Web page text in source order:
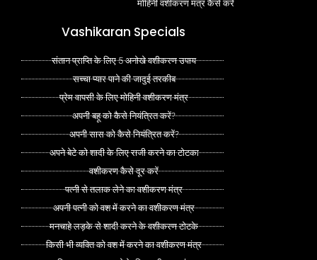
मोहिनी वशीकरण मंत्र कैसे करें
Vashikaran Specials
संतान प्राप्ति के लिए 5 अनोखे वशीकरण उपाय
सच्चा प्यार पाने की जादुई तरकीब
प्रेम वापसी के लिए मोहिनी वशीकरण मंत्र
अपनी बहू को कैसे नियंत्रित करें?
अपनी सास को कैसे नियंत्रित करें?
अपने बेटे को शादी के लिए राजी करने का टोटका
वशीकरण कैसे दूर करें
पत्नी से तलाक लेने का वशीकरण मंत्र
अपनी पत्नी को वश में करने का वशीकरण मंत्र
मनचाहे लड़के से शादी करने के वशीकरण टोटके
किसी भी व्यक्ति को वश में करने का वशीकरण मंत्र